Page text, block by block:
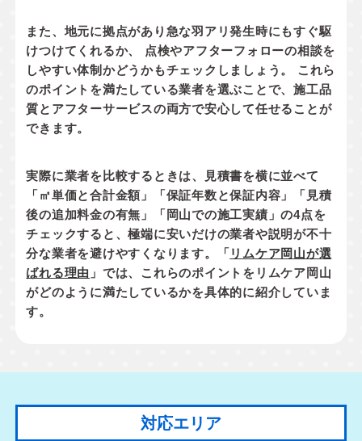
また、地元に拠点があり 急な羽アリ発生時にもすぐ駆
けつけてくれるか、 点検やアフターフォローの相談を
しやすい体制かどうかもチェックしましょう。 これら
のポイントを満たしている業者を選ぶことで、施工品
質とアフターサービスの両方で安心して任せることが
できます。
実際に業者を比較するときは、見積書を横に並べて
「㎡単価と合計金額」「保証年数と保証内容」「見積
後の追加料金の有無」「岡山での施工実績」の4点を
チェックすると、極端に安いだけの業者や説明が不十
分な業者を避けやすくなります。「 リムケア岡山が選
ばれる理由 」では、これらのポイントをリムケア岡山
がどのように満たしているかを具体的に紹介していま
す。
対応エリア